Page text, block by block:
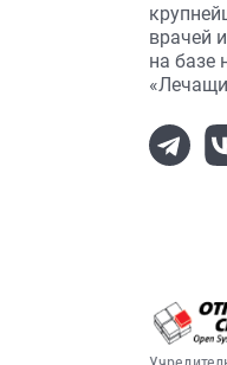
врачей
на базе